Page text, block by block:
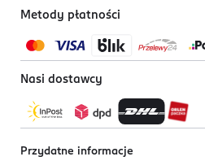
Metody płatności
Nasi dostawcy
Przydatne informacje